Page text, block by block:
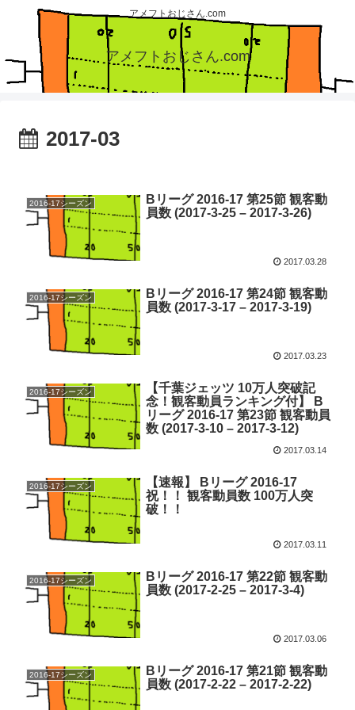
アメフトおじさん.com
アメフトおじさん.com
2017-03
2016-17シーズン
Bリーグ 2016-17 第25節 観客動
員数 (2017-3-25 – 2017-3-26)
2017.03.28
2016-17シーズン
Bリーグ 2016-17 第24節 観客動
員数 (2017-3-17 – 2017-3-19)
2017.03.23
2016-17シーズン
【千葉ジェッツ 10万人突破記
念！観客動員ランキング付】 B
リーグ 2016-17 第23節 観客動員
数 (2017-3-10 – 2017-3-12)
2017.03.14
2016-17シーズン
【速報】 Bリーグ 2016-17
祝！！ 観客動員数 100万人突
破！！
2017.03.11
2016-17シーズン
Bリーグ 2016-17 第22節 観客動
員数 (2017-2-25 – 2017-3-4)
2017.03.06
2016-17シーズン
Bリーグ 2016-17 第21節 観客動
員数 (2017-2-22 – 2017-2-22)